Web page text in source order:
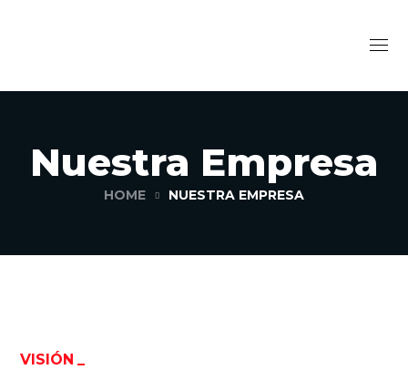
Nuestra Empresa
HOME NUESTRA EMPRESA
VISIÓN